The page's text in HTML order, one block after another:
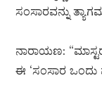
ಸಂಸಾರವನ್ನು
ನಾರಾಯಣ:
ಈ ‘ಸಂಸಾರ ಒಂದು